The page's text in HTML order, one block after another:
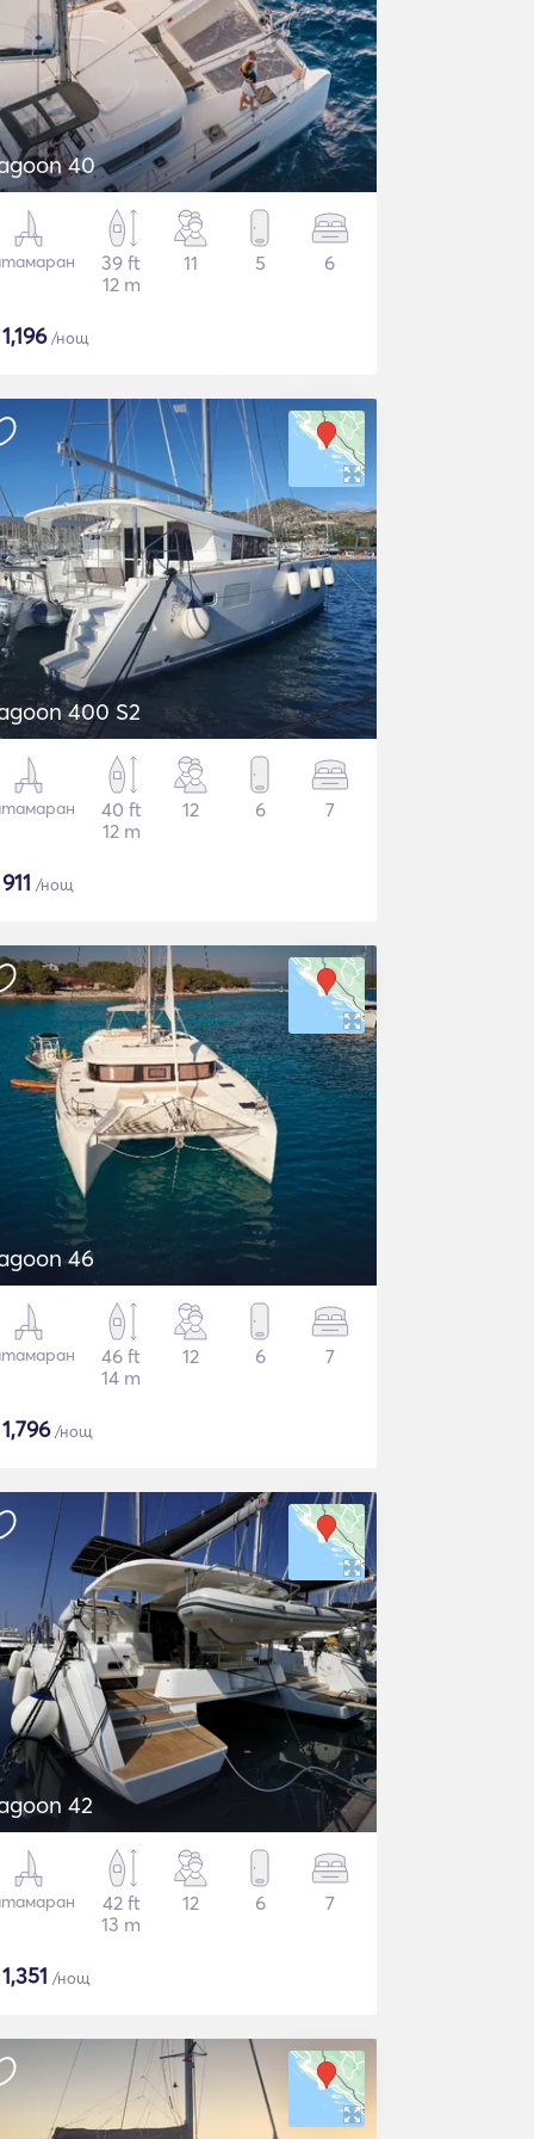
40
39 ft
12 m
11 5 6
1,196/нощ
400 S2
40 ft
12 m
12 6 7
911 /нощ
46
46 ft
14 m
12 6 7
1,796/нощ
42
42 ft
13 m
12 6 7
1,351 /нощ